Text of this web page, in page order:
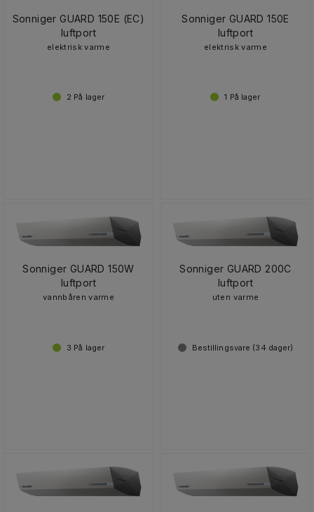
Sonniger GUARD 150E (EC)
luftport
elektrisk varme
2 På lager
Sonniger GUARD 150E
luftport
elektrisk varme
1 På lager
Sonniger GUARD 150W
luftport
vannbåren varme
3 På lager
Sonniger GUARD 200C
luftport
uten varme
Bestillingsvare (34 dager)